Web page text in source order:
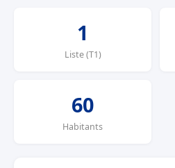
1
Liste (T1)
60
Habitants